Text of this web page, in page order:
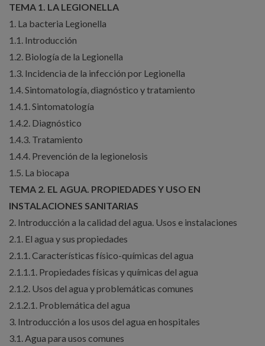
TEMA 1. LA LEGIONELLA
1. La bacteria Legionella
1.1. Introducción
1.2. Biología de la Legionella
1.3. Incidencia de la infección por Legionella
1.4. Sintomatología, diagnóstico y tratamiento
1.4.1. Sintomatología
1.4.2. Diagnóstico
1.4.3. Tratamiento
1.4.4. Prevención de la legionelosis
1.5. La biocapa
TEMA 2. EL AGUA. PROPIEDADES Y USO EN
INSTALACIONES SANITARIAS
2. Introducción a la calidad del agua. Usos e instalaciones
2.1. El agua y sus propiedades
2.1.1. Características físico-químicas del agua
2.1.1.1. Propiedades físicas y químicas del agua
2.1.2. Usos del agua y problemáticas comunes
2.1.2.1. Problemática del agua
3. Introducción a los usos del agua en hospitales
3.1. Agua para usos comunes